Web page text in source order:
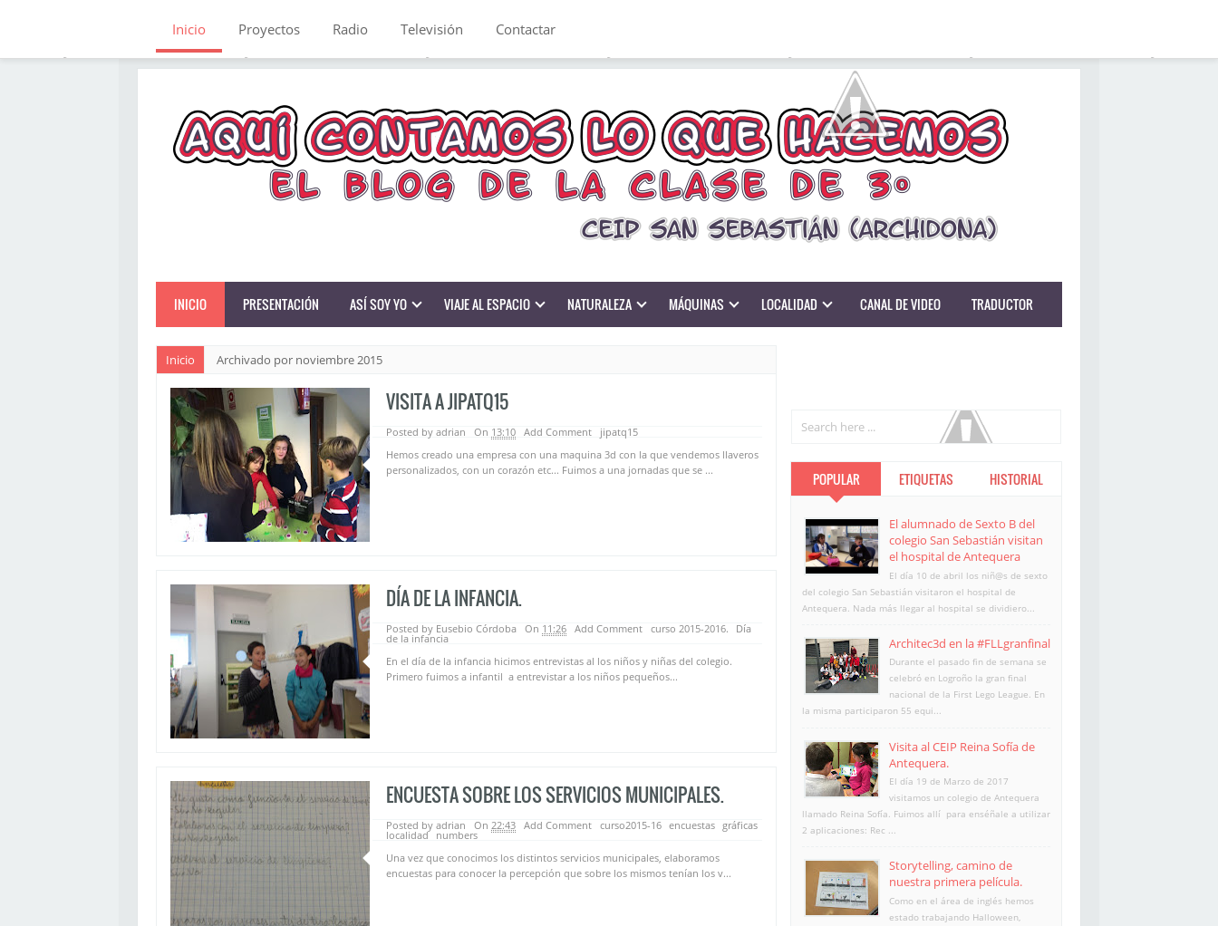
Inicio Proyectos Radio Televisión Contactar
INICIO PRESENTACIÓN ASÍ SOY YO VIAJE AL ESPACIO NATURALEZA MÁQUINAS LOCALIDAD CANAL DE VIDEO TRADUCTOR
Inicio Archivado por noviembre 2015
VISITA A JIPATQ15
Posted by adrian On 13:10 Add Comment
jipatq15
Hemos creado una empresa con una maquina 3d con la que vendemos llaveros
personalizados, con un corazón etc... Fuimos a una jornadas que se ...
DÍA DE LA INFANCIA.
Posted by Eusebio Córdoba On 11:26 Add Comment curso 2015-2016. Día
de la infancia
En el día de la infancia hicimos entrevistas al los niños y niñas del colegio.
Primero fuimos a infantil a entrevistar a los niños pequeños...
ENCUESTA SOBRE LOS SERVICIOS MUNICIPALES.
Posted by adrian On 22:43 Add Comment curso2015-16 encuestas gráficas
localidad numbers
Una vez que conocimos los distintos servicios municipales, elaboramos
encuestas para conocer la percepción que sobre los mismos tenían los v...
POPULAR ETIQUETAS HISTORIAL
El alumnado de Sexto B del
colegio San Sebastián visitan
el hospital de Antequera
El día 10 de abril los niñ@s de sexto
del colegio San Sebastián visitaron el hospital de
Antequera. Nada más llegar al hospital se dividiero...
Architec3d en la #FLLgranfinal
Durante el pasado fin de semana se
celebró en Logroño la gran final
nacional de la First Lego League. En
la misma participaron 55 equi...
Visita al CEIP Reina Sofía de
Antequera.
El día 19 de Marzo de 2017
visitamos un colegio de Antequera
llamado Reina Sofía. Fuimos allí para enséñale a utilizar
2 aplicaciones: Rec ...
Storytelling, camino de
nuestra primera película.
Como en el área de inglés hemos
estado trabajando Halloween,